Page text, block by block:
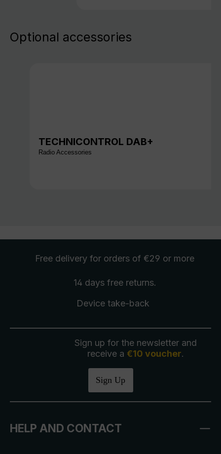
Optional accessories
TECHNICONTROL DAB+
Radio Accessories
Free delivery for orders of €29 or more
14 days free returns.
Device take-back
Sign up for the newsletter and
receive a €10 voucher.
Sign Up
HELP AND CONTACT